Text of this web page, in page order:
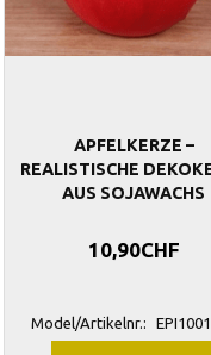
APFELKERZE –
REALISTISCHE
AUS SOJAWACHS
10,90CHF
Model/Artikelnr.: